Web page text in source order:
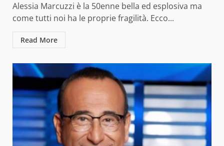
Alessia Marcuzzi è la 50enne bella ed esplosiva ma
come tutti noi ha le proprie fragilità. Ecco...
Read More